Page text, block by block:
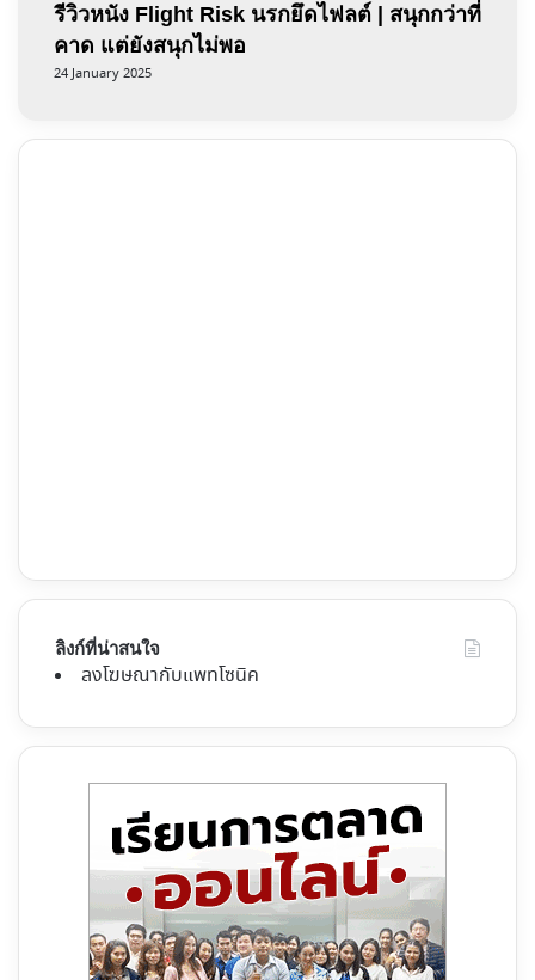
รีวิวหนัง Flight Risk นรกยึดไฟลต์ | สนุกกว่าที่
คาด แต่ยังสนุกไม่พอ
24 January 2025
ลิงก์ที่น่าสนใจ
ลงโฆษณากับแพทโซนิค